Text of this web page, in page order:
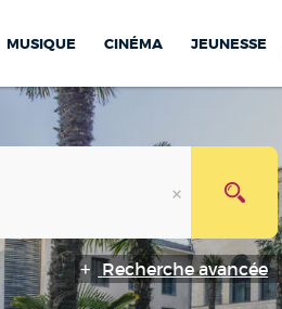
MUSIQUE CINÉMA JEUNESSE
Recherche avancée